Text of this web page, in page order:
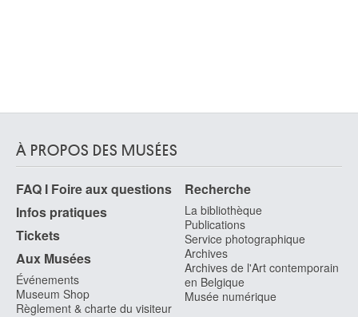
Bruxelles 1902 - 1979
Bruxelles 1811 - Louvain 1864
Robie Jean-Baptiste
Bruxelles 1821 - Saint-Gilles / Bruxelles 1910
Robin Jean-Baptiste Claude
Paris (France) 1734 - Chouzy-sur-Cisse, Loir-et-Cher (France) 1818
Robyn Louis
Anvers 1835 - Ixelles / Bruxelles 1912
À PROPOS DES MUSÉES
FAQ I Foire aux questions
Infos pratiques
Tickets
Aux Musées
Événements
Museum Shop
Règlement & charte du visiteur
Recherche
La bibliothèque
Publications
Service photographique
Archives
Archives de l'Art contemporain
en Belgique
Musée numérique